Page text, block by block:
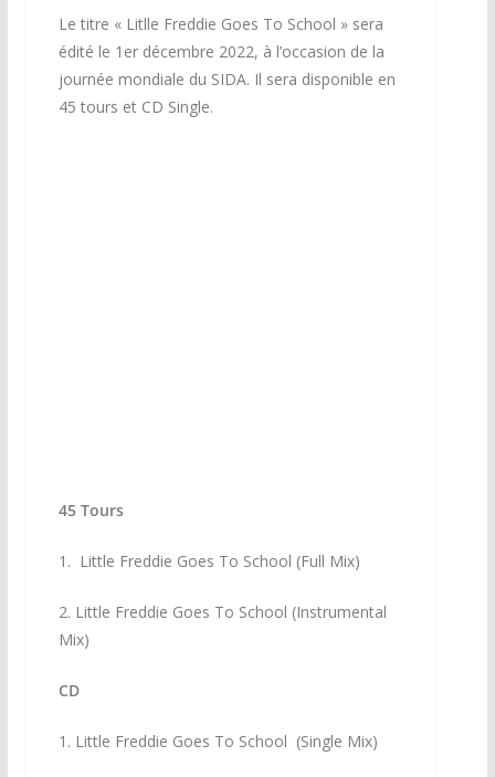
Le titre « Litlle Freddie Goes To School » sera
édité le 1er décembre 2022, à l’occasion de la
journée mondiale du SIDA. Il sera disponible en
45 tours et CD Single.
45 Tours
1. Little Freddie Goes To School (Full Mix)
2. Little Freddie Goes To School (Instrumental
Mix)
CD
1. Little Freddie Goes To School (Single Mix)